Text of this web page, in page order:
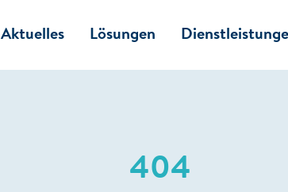
Aktuelles Lösungen
404